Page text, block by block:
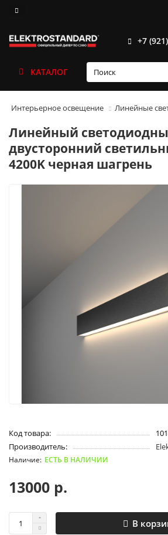
+7
КАТАЛОГ
Интерьерное освещение Линейные
Линейный
двусторонний
4200K черная шагрень
Код товара:
Производитель:
ЕСТЬ В НАЛИЧИИ
13000 р.
В